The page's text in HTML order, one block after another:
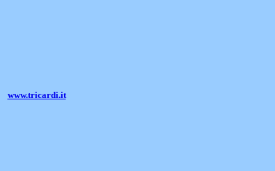
www.tricardi.it